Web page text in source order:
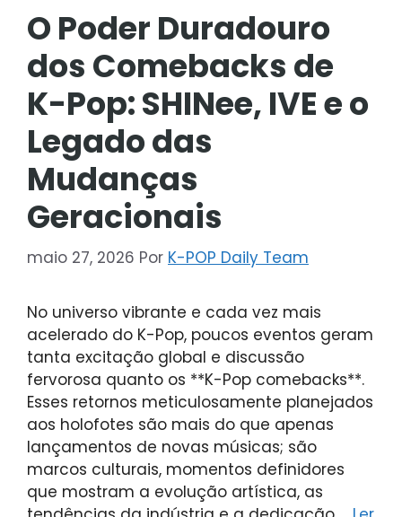
O Poder Duradouro
dos Comebacks de
K-Pop: SHINee, IVE e o
Legado das
Mudanças
Geracionais
maio 27, 2026 Por K-POP Daily Team
No universo vibrante e cada vez mais
acelerado do K-Pop, poucos eventos geram
tanta excitação global e discussão
fervorosa quanto os **K-Pop comebacks**.
Esses retornos meticulosamente planejados
aos holofotes são mais do que apenas
lançamentos de novas músicas; são
marcos culturais, momentos definidores
que mostram a evolução artística, as